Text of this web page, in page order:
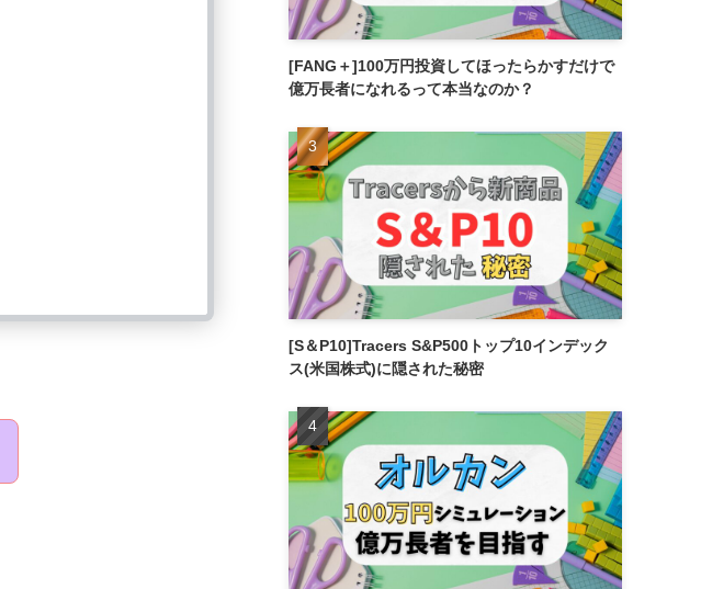
[FANG＋]100万円投資してほったらかすだけで
億万長者になれるって本当なのか？
[S＆P10]Tracers S&P500トップ10インデック
ス(米国株式)に隠された秘密